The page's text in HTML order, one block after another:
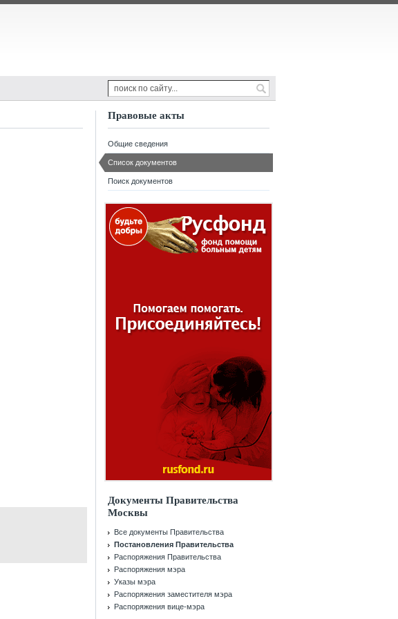
Правовые акты
Общие сведения
Список документов
Поиск документов
Документы Правительства
Москвы
Все документы Правительства
Постановления Правительства
Распоряжения Правительства
Распоряжения мэра
Указы мэра
Распоряжения заместителя мэра
Распоряжения вице-мэра